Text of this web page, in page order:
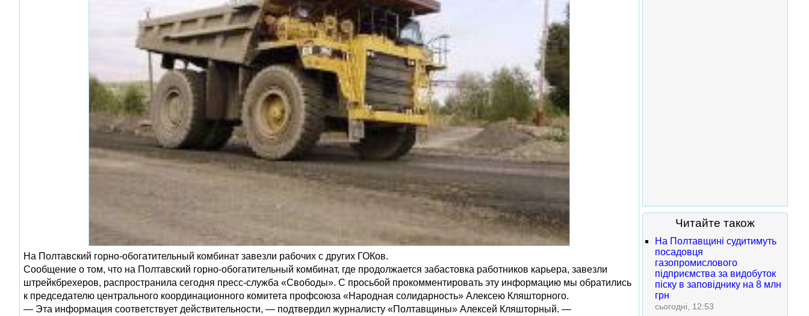
На Полтавский горно-обогатительный комбинат завезли рабочих с других ГОКов.
Сообщение о том, что на Полтавский горно-обогатительный комбинат, где продолжается забастовка работников карьера, завезли
штрейкбрехеров, распространила сегодня пресс-служба «Свободы». С просьбой прокомментировать эту информацию мы обратились
к председателю центрального координационного комитета профсоюза «Народная солидарность» Алексею Кляшторного.
— Эта информация соответствует действительности, — подтвердил журналисту «Полтавщины» Алексей Кляшторный. —
Читайте також
На Полтавщині судитимуть
посадовця
газопромислового
підприємства за видобуток
піску в заповіднику на 8 млн
грн
сьогодні, 12:53